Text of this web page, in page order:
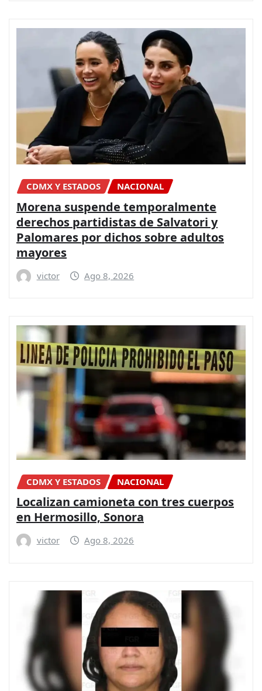
CDMX Y ESTADOS NACIONAL
Morena suspende temporalmente
derechos partidistas de Salvatori y
Palomares por dichos sobre adultos
mayores
victor Ago 8, 2026
CDMX Y ESTADOS NACIONAL
Localizan camioneta con tres cuerpos
en Hermosillo, Sonora
victor Ago 8, 2026